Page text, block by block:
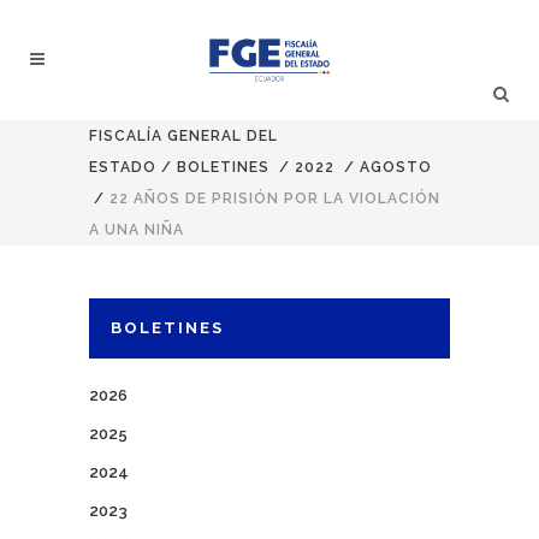
FISCALÍA GENERAL DEL
ESTADO / BOLETINES / 2022 / AGOSTO
/ 22 AÑOS DE PRISIÓN POR LA VIOLACIÓN
A UNA NIÑA
BOLETINES
2026
2025
2024
2023